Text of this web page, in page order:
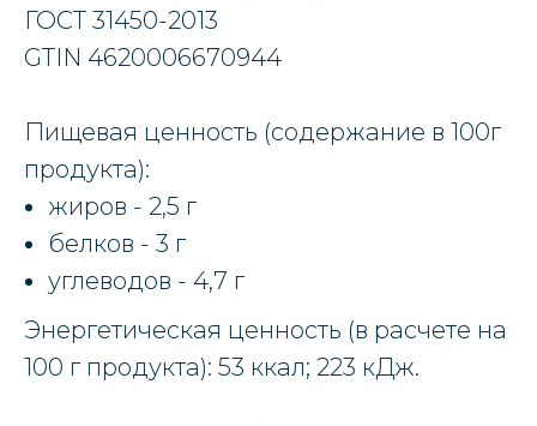
ГОСТ 31450-2013
GTIN 4620006670944
Пищевая ценность (содержание в 100г
продукта):
жиров - 2,5 г
белков - 3 г
углеводов - 4,7 г
Энергетическая ценность (в расчете на
100 г продукта): 53 ккал; 223 кДж.